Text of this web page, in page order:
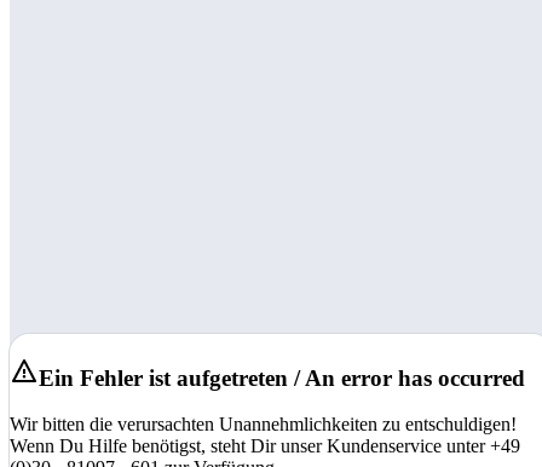
Ein Fehler ist aufgetreten / An error has occurred
Wir bitten die verursachten Unannehmlichkeiten zu entschuldigen!
Wenn Du Hilfe benötigst, steht Dir unser Kundenservice unter +49